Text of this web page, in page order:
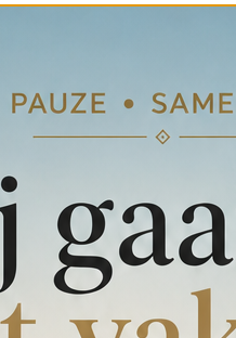
mooiste ma